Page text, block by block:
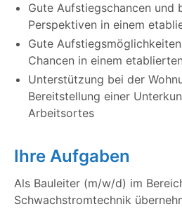
Gute Aufstiegschancen und
Perspektiven in einem
Gute
Chancen in einem
Unterstützung bei der
Bereitstellung einer
Arbeitsortes
Ihre Aufgaben
Als Bauleiter (m/w/d) im
Schwachstromtechnik